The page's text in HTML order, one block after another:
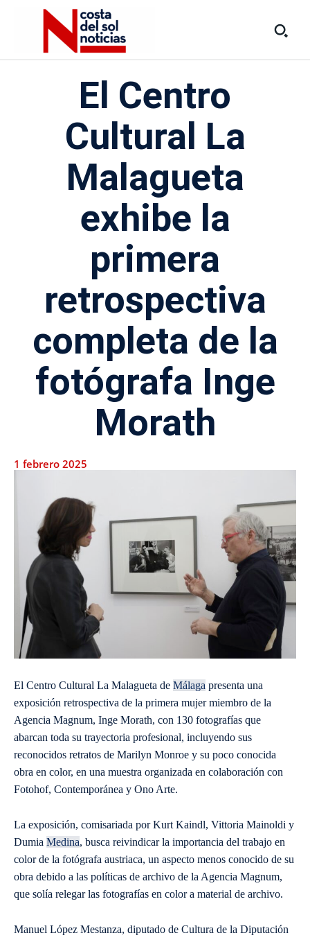
El Centro
Cultural La
Malagueta
exhibe la
primera
retrospectiva
completa de la
fotógrafa Inge
Morath
1 febrero 2025
El Centro Cultural La Malagueta de Málaga presenta una
exposición retrospectiva de la primera mujer miembro de la
Agencia Magnum, Inge Morath, con 130 fotografías que
abarcan toda su trayectoria profesional, incluyendo sus
reconocidos retratos de Marilyn Monroe y su poco conocida
obra en color, en una muestra organizada en colaboración con
Fotohof, Contemporánea y Ono Arte.
La exposición, comisariada por Kurt Kaindl, Vittoria Mainoldi y
Dumia Medina, busca reivindicar la importancia del trabajo en
color de la fotógrafa austriaca, un aspecto menos conocido de su
obra debido a las políticas de archivo de la Agencia Magnum,
que solía relegar las fotografías en color a material de archivo.
Manuel López Mestanza, diputado de Cultura de la Diputación